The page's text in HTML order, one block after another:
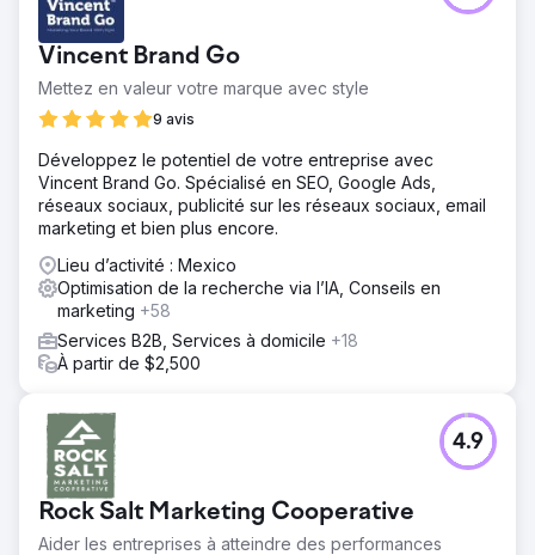
Vincent Brand Go
Mettez en valeur votre marque avec style
9 avis
Développez le potentiel de votre entreprise avec
Vincent Brand Go. Spécialisé en SEO, Google Ads,
réseaux sociaux, publicité sur les réseaux sociaux, email
marketing et bien plus encore.
Lieu d’activité : Mexico
Optimisation de la recherche via l’IA, Conseils en
marketing +58
Services B2B, Services à domicile +18
À partir de $2,500
Rock Salt Marketing Cooperative
Aider les entreprises à atteindre des performances
4.9